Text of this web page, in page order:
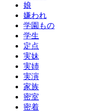
娘
嫌われ
学園もの
学生
定点
実妹
実姉
実演
家族
密室
密着